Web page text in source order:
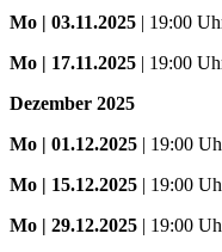
Mo | 03.11.2025 | 19:00
Mo | 17.11.2025 | 19:00
Dezember 2025
Mo | 01.12.2025 | 19:00
Mo | 15.12.2025 | 19:00
Mo | 29.12.2025 | 19:00